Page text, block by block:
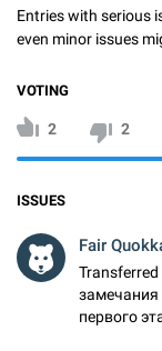
Entries with serious
even minor issues
VOTING
2 2
ISSUES
Fair
замечания
первого